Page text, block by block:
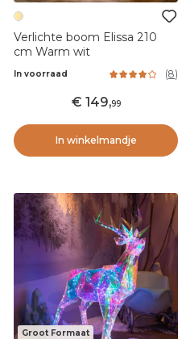
Verlichte boom Elissa 210
cm Warm wit
In voorraad (8)
149,99
In winkelmandje
Groot Formaat